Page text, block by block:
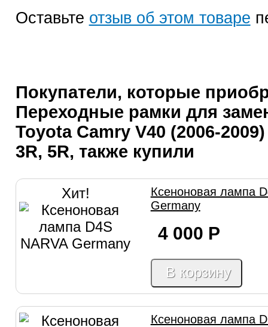
Оставьте отзыв об этом товаре
Покупатели, которые
Переходные рамки для
Toyota Camry V40 (2006-
3R, 5R, также купили
Хит!
Ксеноновая лампа
Germany
4 000 Р
В корзину
Ксеноновая лампа